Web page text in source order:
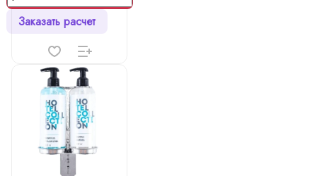
Заказать расчет